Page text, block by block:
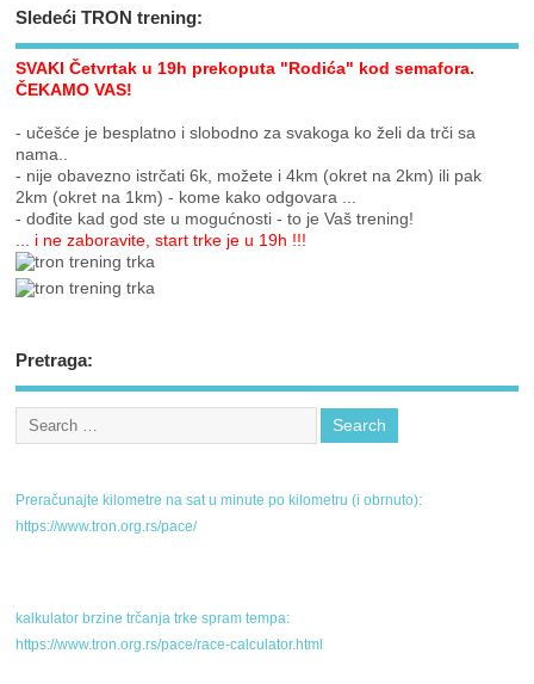
Sledeći TRON trening:
SVAKI Četvrtak u 19h prekoputa "Rodića" kod semafora.
ČEKAMO VAS!
- učešće je besplatno i slobodno za svakoga ko želi da trči sa
nama..
- nije obavezno istrčati 6k, možete i 4km (okret na 2km) ili pak
2km (okret na 1km) - kome kako odgovara ...
- dođite kad god ste u mogućnosti - to je Vaš trening!
... i ne zaboravite, start trke je u 19h !!!
Pretraga:
Preračunajte kilometre na sat u minute po kilometru (i obrnuto):
https://www.tron.org.rs/pace/
kalkulator brzine trčanja trke spram tempa:
https://www.tron.org.rs/pace/race-calculator.html